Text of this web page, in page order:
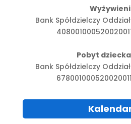
Bank Spółdzielczy
Pobyt dziecka
Bank Spółdzielczy